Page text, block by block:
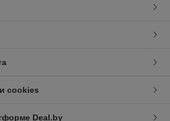
cookies
Deal.by